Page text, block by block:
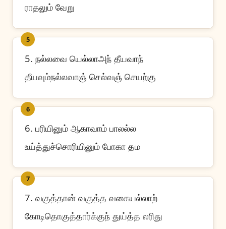
ராதலும் வேறு
5
5. நல்லவை யெல்லாஅந் தீயவாந்
தீயவும்நல்லவாஞ் செல்வஞ் செயற்கு
6
6. பரியினும் ஆகாவாம் பாலல்ல
உய்த்துச்சொரியினும் போகா தம
7
7. வகுத்தான் வகுத்த வகையல்லாற்
கோடிதொகுத்தார்க்குந் துய்த்த லரிது